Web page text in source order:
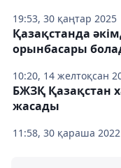
19:53, 30 қаңтар 2025
10:20, 14 желтоқсан
Қазақстанда
орынбасары
11:58, 30 қараша 2022
БЖЗҚ Қазақстан
жасады